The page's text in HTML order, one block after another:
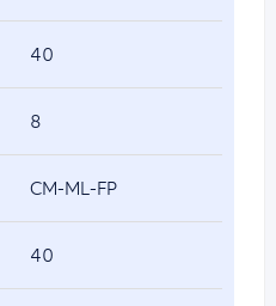
40
8
CM-ML-FP
40